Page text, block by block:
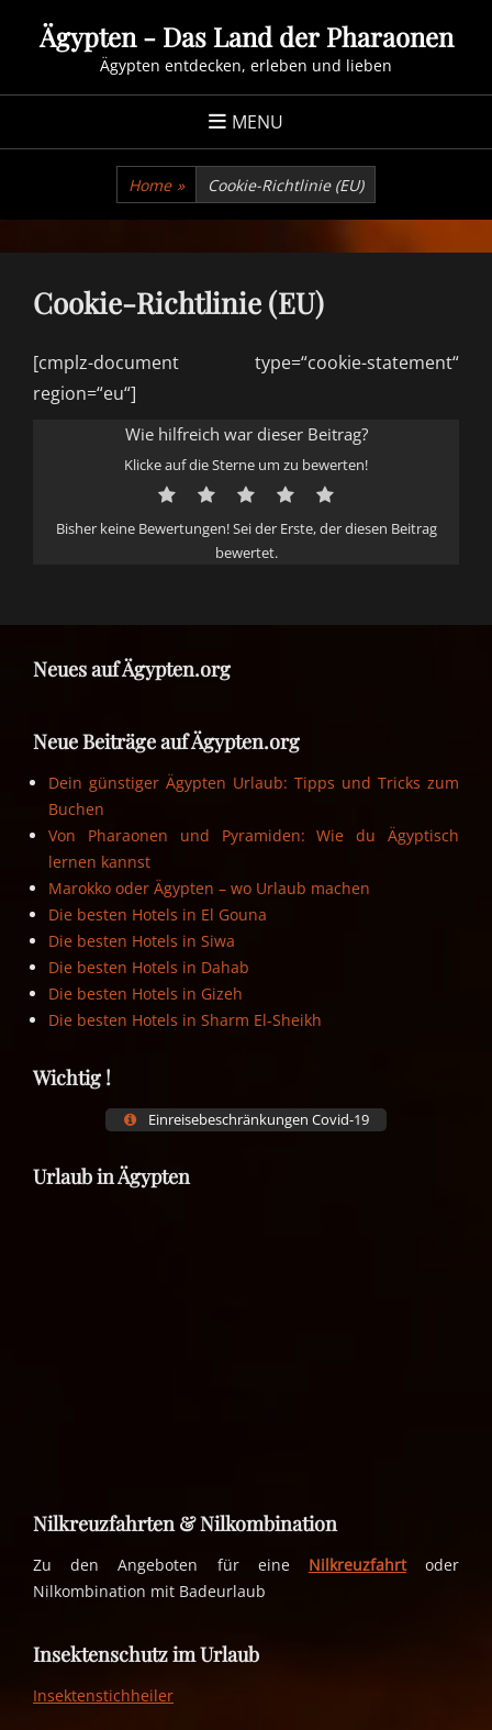
Ägypten - Das Land der Pharaonen
Ägypten entdecken, erleben und lieben
MENU
Home » Cookie-Richtlinie (EU)
Cookie-Richtlinie (EU)
[cmplz-document type=“cookie-statement“
region=“eu“]
Wie hilfreich war dieser Beitrag?
Klicke auf die Sterne um zu bewerten!
Bisher keine Bewertungen! Sei der Erste, der diesen Beitrag
bewertet.
Neues auf Ägypten.org
Neue Beiträge auf Ägypten.org
Dein günstiger Ägypten Urlaub: Tipps und Tricks zum
Buchen
Von Pharaonen und Pyramiden: Wie du Ägyptisch
lernen kannst
Marokko oder Ägypten – wo Urlaub machen
Die besten Hotels in El Gouna
Die besten Hotels in Siwa
Die besten Hotels in Dahab
Die besten Hotels in Gizeh
Die besten Hotels in Sharm El-Sheikh
Wichtig !
Einreisebeschränkungen Covid-19
Urlaub in Ägypten
Nilkreuzfahrten & Nilkombination
Zu den Angeboten für eine Nilkreuzfahrtoder
Nilkombination mit Badeurlaub
Insektenschutz im Urlaub
Insektenstichheiler